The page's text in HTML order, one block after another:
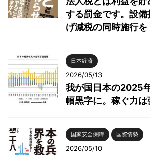
する罰金です。設
げ減税の同時施行を
日本経済
2026/05/13
我が国日本の2025
幅黒字に。稼ぐ力
国家安全保障 国際情勢
2026/05/10